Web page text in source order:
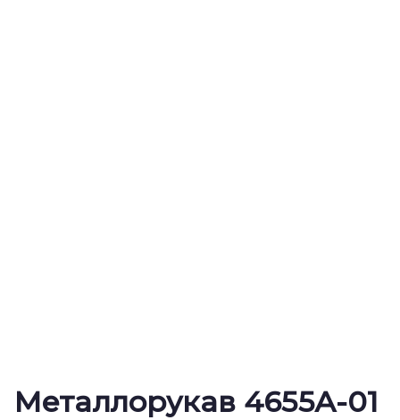
Металлорукав 4655А-01